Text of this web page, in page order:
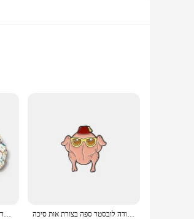
are also about comfort and
to heritage, making them a
to fit any scenario. The generous
find the perfect match for your
סיכה מחט דלעת כרית תפירת כניסה עגול מחט כרית w/מחסן תיבת אחסון במקרה די מלאכה תפירה רקמה חדש אמריקאי יצירתי סדרת טלוויזיה חברים סיכה קריקטורה לובסטר חמודה לובסטר ספה בצורת אות סיכה